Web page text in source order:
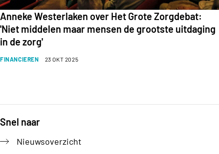
FINANCIEREN 23 OKT 2025
Anneke Westerlaken over Het Grote Zorgdebat:
'Niet middelen maar mensen de grootste uitdaging
in de zorg'
Snel naar
Nieuwsoverzicht